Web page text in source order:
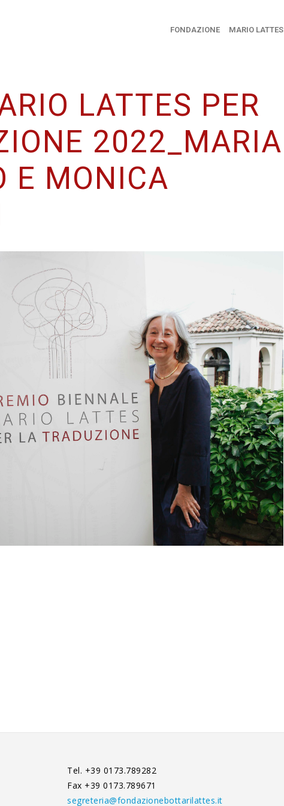
FONDAZIONE MARIO LATTES
LATTES PER
2022_MARIA
E MONICA
Tel. +39 0173.789282
Fax +39 0173.789671
segreteria@fondazionebottarilattes.it